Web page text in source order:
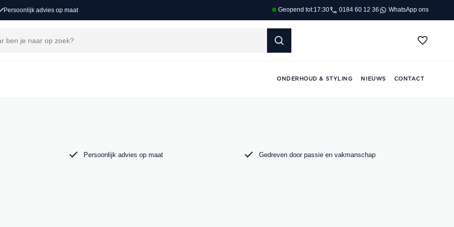
Persoonlijk advies op maat Geopend tot:17:30 0184 60 12 36 WhatsApp ons
ONDERHOUD & STYLING NIEUWS CONTACT
Auto vind je een zorgvuldig
de krachtige Audi RS6. Bekijk ons aanbod
Persoonlijk advies op maat Gedreven door passie en vakmanschap